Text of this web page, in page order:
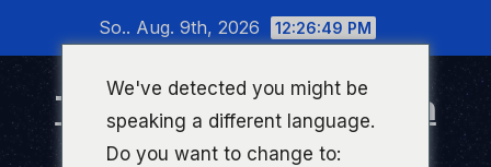
wechseln
So.. Aug. 9th, 2026 12:26:49 PM
Timeline Bad Kreuznach
Infonetzwerk für Bad Kreuznach
We've detected you might be
speaking a different language.
Do you want to change to: